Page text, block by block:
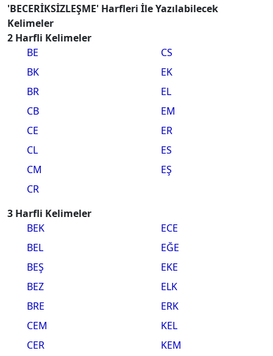
'BECERİKSİZLEŞME' Harfleri İle Yazılabilecek
Kelimeler
2 Harfli Kelimeler
BE
BK
BR
CB
CE
CL
CM
CR
CS
EK
EL
EM
ER
ES
EŞ
3 Harfli Kelimeler
BEK
BEL
BEŞ
BEZ
BRE
CEM
CER
ECE
EĞE
EKE
ELK
ERK
KEL
KEM